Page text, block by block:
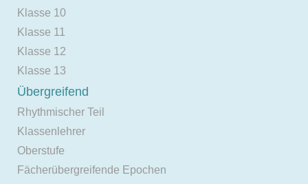
Klasse 10
Klasse 11
Klasse 12
Klasse 13
Übergreifend
Rhythmischer Teil
Klassenlehrer
Oberstufe
Fächerübergreifende Epochen